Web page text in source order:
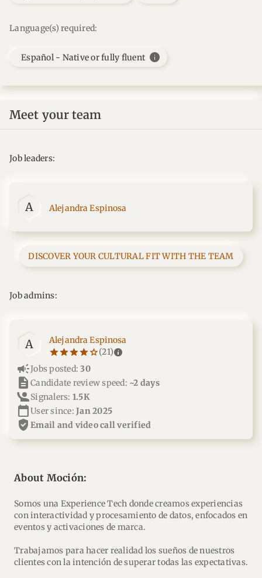
Language(s) required:
Español - Native or fully fluent info
Meet your team
Job leaders:
A Alejandra Espinosa
DISCOVER YOUR CULTURAL FIT WITH THE TEAM
Job admins:
A Alejandra Espinosa
star_borderstar_borderstar_borderstar_borderstar_border
starstarstarstarstar(21)info
campaign Jobs posted:30
description Candidate review speed: ~2 days
Signalers: 1.5K
calendar_today User since:Jan 2025
verified_user email and video call verified
About Moción:
Somos una Experience Tech donde creamos experiencias
con interactividad y procesamiento de datos, enfocados en
eventos y activaciones de marca.
Trabajamos para hacer realidad los sueños de nuestros
clientes con la intención de superar todas las expectativas.